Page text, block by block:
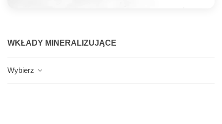
WKŁADY MINERALIZUJĄCE
Wybierz